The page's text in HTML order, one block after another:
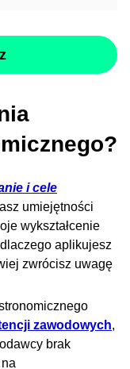
i cele
umiejętności
wykształcenie
aplikujesz
zwrócisz uwagę
zawodowych,
brak